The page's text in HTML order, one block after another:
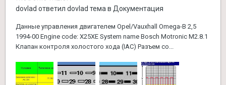
dovlad ответил dovlad тема в Документация
Данные управления двигателем Opel/Vauxhall Omega-B 2,5
1994-00 Engine code: X25XE System name Bosch Motronic M2.8.1
Клапан контроля холостого хода (IAC) Разъем со...